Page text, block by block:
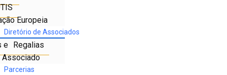
Europeia
Diretório de Associados
e Regalias
Associado
Parcerias